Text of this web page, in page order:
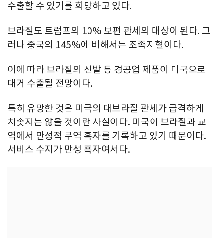
수출할 수 있기를 희망하고 있다.
브라질도 트럼프의 10% 보편 관세의 대상이 된다. 그
러나 중국의 145%에 비해서는 조족지혈이다.
이에 따라 브라질의 신발 등 경공업 제품이 미국으로
대거 수출될 전망이다.
특히 유망한 것은 미국의 대브라질 관세가 급격하게
치솟지는 않을 것이란 사실이다. 미국이 브라질과 교
역에서 만성적 무역 흑자를 기록하고 있기 때문이다.
서비스 수지가 만성 흑자여서다.